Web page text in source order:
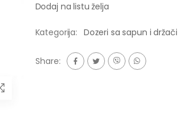
Dodaj na listu želja
Kategorija: Dozeri sa sapun i držači
Share: